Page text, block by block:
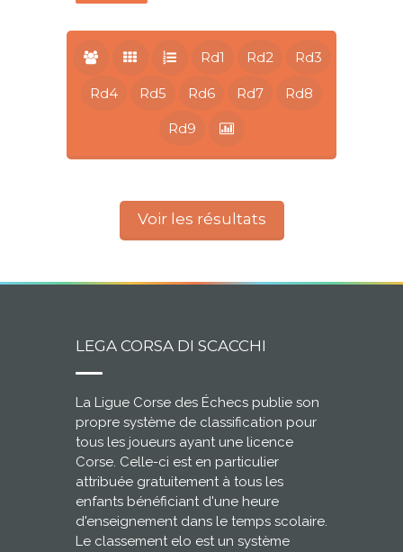
Rd1 Rd2 Rd3
Rd4 Rd5 Rd6 Rd7 Rd8
Rd9
Voir les résultats
LEGA CORSA DI SCACCHI
La Ligue Corse des Échecs publie son
propre système de classification pour
tous les joueurs ayant une licence
Corse. Celle-ci est en particulier
attribuée gratuitement à tous les
enfants bénéficiant d'une heure
d'enseignement dans le temps scolaire.
Le classement elo est un système